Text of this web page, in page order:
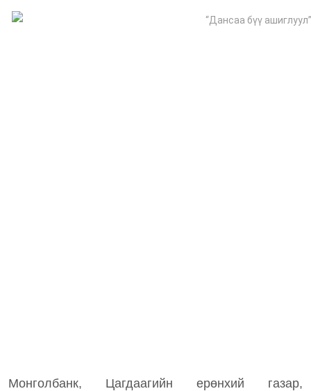
Монголбанк, Цагдаагийн ерөнхий газар,